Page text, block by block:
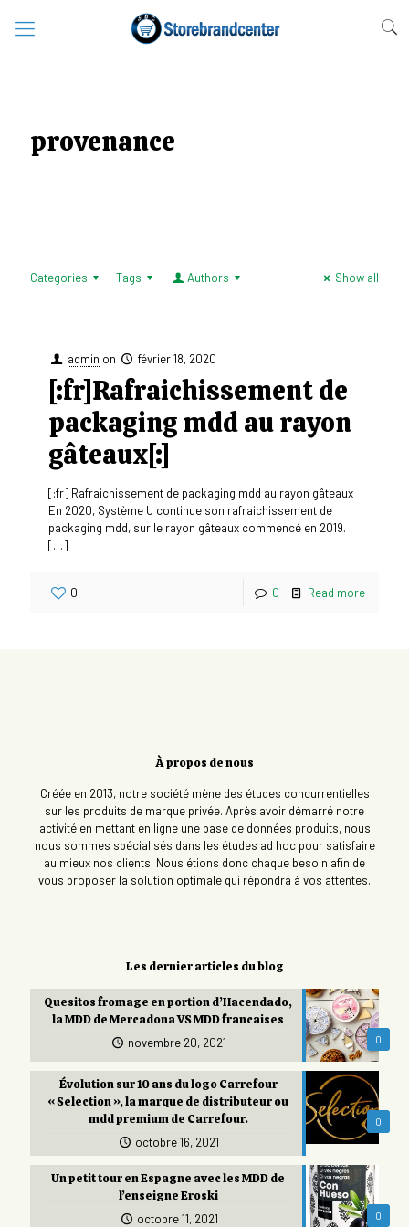
provenance
Categories Tags Authors Show all
admin on février 18, 2020
[:fr]Rafraichissement de
packaging mdd au rayon
gâteaux[:]
[:fr] Rafraichissement de packaging mdd au rayon gâteaux
En 2020, Système U continue son rafraichissement de
packaging mdd, sur le rayon gâteaux commencé en 2019.
[…]
0 0 Read more
À propos de nous
Créée en 2013, notre société mène des études concurrentielles
sur les produits de marque privée. Après avoir démarré notre
activité en mettant en ligne une base de données produits, nous
nous sommes spécialisés dans les études ad hoc pour satisfaire
au mieux nos clients. Nous étions donc chaque besoin afin de
vous proposer la solution optimale qui répondra à vos attentes.
Les dernier articles du blog
0
Quesitos fromage en portion d’Hacendado,
la MDD de Mercadona VS MDD francaises
novembre 20, 2021
0
Évolution sur 10 ans du logo Carrefour
« Selection », la marque de distributeur ou
mdd premium de Carrefour.
octobre 16, 2021
0
Un petit tour en Espagne avec les MDD de
l’enseigne Eroski
octobre 11, 2021